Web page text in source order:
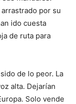
por su
ido cuesta
de ruta para
de lo peor. La
alta. Dejarían
Solo vende